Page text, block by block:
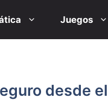
Juegos
desde el